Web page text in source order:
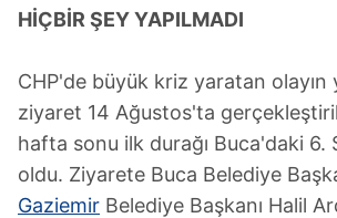
HİÇBİR ŞEY YAPILMADI
CHP'de büyük kriz yaratan olayın
ziyaret 14 Ağustos'ta
hafta sonu ilk durağı Buca'daki 6.
oldu. Ziyarete Buca Belediye
Gaziemir Belediye Başkanı Halil